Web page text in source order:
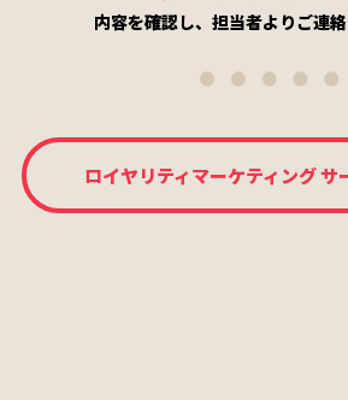
内容を確認し、担当者よりご連絡
ロイヤリティマーケティング サ